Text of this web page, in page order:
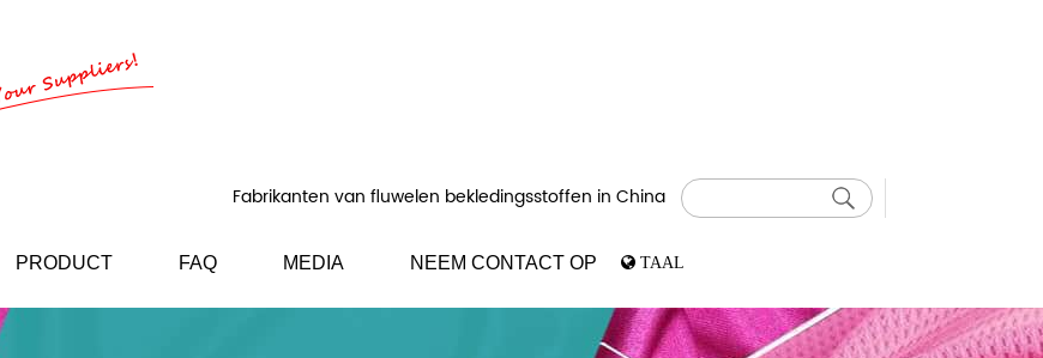
Fabrikanten van fluwelen bekledingsstoffen in China
PRODUCT FAQ MEDIA NEEM CONTACT OP TAAL